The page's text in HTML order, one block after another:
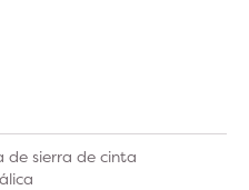
de sierra de cinta